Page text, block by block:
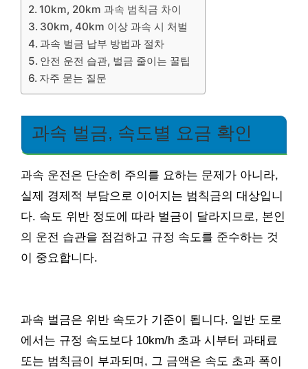
10km, 20km 과속 범칙금 차이
30km, 40km 이상 과속 시 처벌
과속 벌금 납부 방법과 절차
안전 운전 습관, 벌금 줄이는 꿀팁
자주 묻는 질문
과속 벌금, 속도별 요금 확인
과속 운전은 단순히 주의를 요하는 문제가 아니라,
실제 경제적 부담으로 이어지는 범칙금의 대상입니
다. 속도 위반 정도에 따라 벌금이 달라지므로, 본인
의 운전 습관을 점검하고 규정 속도를 준수하는 것
이 중요합니다.
과속 벌금은 위반 속도가 기준이 됩니다. 일반 도로
에서는 규정 속도보다 10km/h 초과 시부터 과태료
또는 범칙금이 부과되며, 그 금액은 속도 초과 폭이